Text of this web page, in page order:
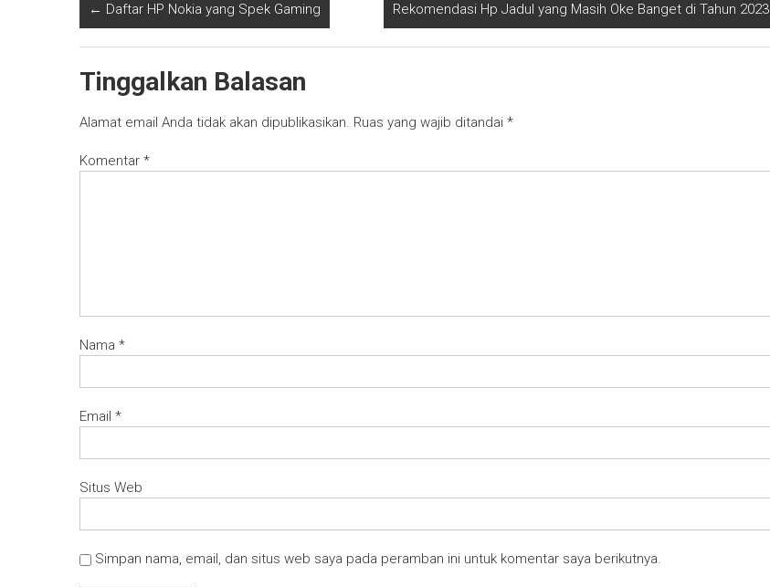
← Daftar HP Nokia yang Spek Gaming Rekomendasi Hp Jadul yang Masih Oke Banget di Tahun 2023
Tinggalkan Balasan
Alamat email Anda tidak akan dipublikasikan. Ruas yang wajib ditandai *
Komentar *
Nama *
Email *
Situs Web
Simpan nama, email, dan situs web saya pada peramban ini untuk komentar saya berikutnya.